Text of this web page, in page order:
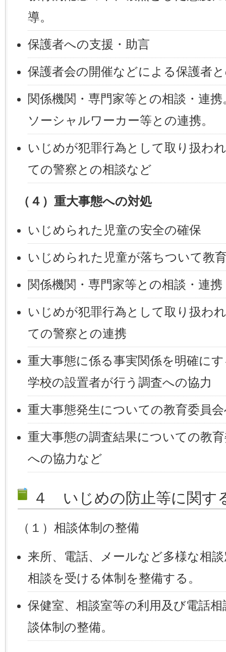
導。
保護者への支援・助言
保護者会の開催などによる保護者
関係機関・専門家等との相談・連
ソーシャルワーカー等との連携。
いじめが犯罪行為として取り扱わ
ての警察との相談など
（４）重大事態への対処
いじめられた児童の安全の確保
いじめられた児童が落ちついて教
関係機関・専門家等との相談・連携
いじめが犯罪行為として取り扱わ
ての警察との連携
重大事態に係る事実関係を明確に
学校の設置者が行う調査への協力
重大事態発生についての教育委員
重大事態の調査結果についての教
への協力など
４ いじめの防止等に関す
（１）相談体制の整備
来所、電話、メールなど多様な相
相談を受ける体制を整備する。
保健室、相談室等の利用及び電話
談体制の整備。